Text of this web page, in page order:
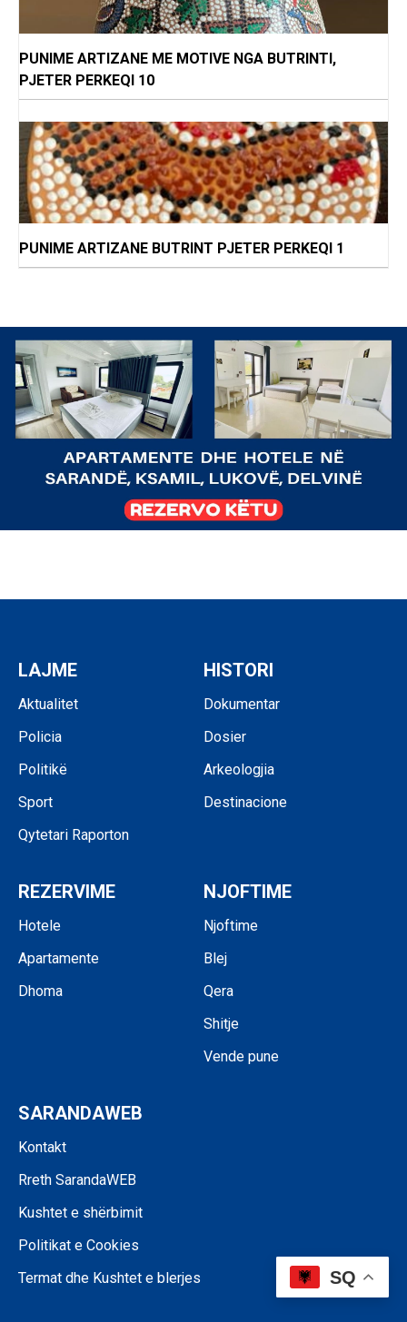
PUNIME ARTIZANE ME MOTIVE NGA BUTRINTI,
PJETER PERKEQI 10
PUNIME ARTIZANE BUTRINT PJETER PERKEQI 1
LAJME
Aktualitet
Policia
Politikë
Sport
Qytetari Raporton
HISTORI
Dokumentar
Dosier
Arkeologjia
Destinacione
REZERVIME
Hotele
Apartamente
Dhoma
NJOFTIME
Njoftime
Blej
Qera
Shitje
Vende pune
SARANDAWEB
Kontakt
Rreth SarandaWEB
Kushtet e shërbimit
Politikat e Cookies
Termat dhe Kushtet e blerjes
SQ